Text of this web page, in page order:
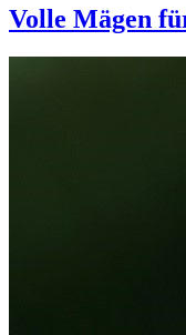
Volle Mägen